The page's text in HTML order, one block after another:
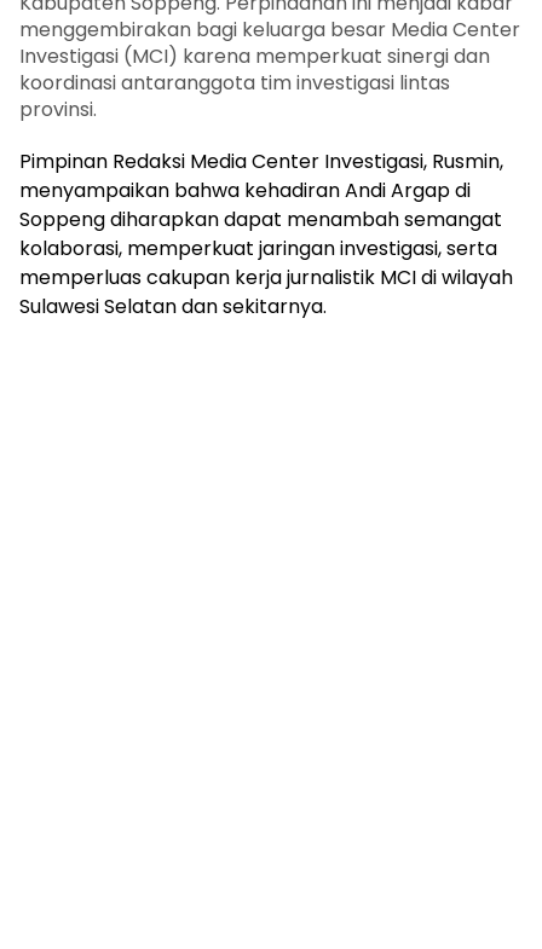
menggembirakan bagi keluarga besar Media Center
Investigasi (MCI) karena memperkuat sinergi dan
koordinasi antaranggota tim investigasi lintas
provinsi.
Pimpinan Redaksi Media Center Investigasi, Rusmin,
menyampaikan bahwa kehadiran Andi Argap di
Soppeng diharapkan dapat menambah semangat
kolaborasi, memperkuat jaringan investigasi, serta
memperluas cakupan kerja jurnalistik MCI di wilayah
Sulawesi Selatan dan sekitarnya.